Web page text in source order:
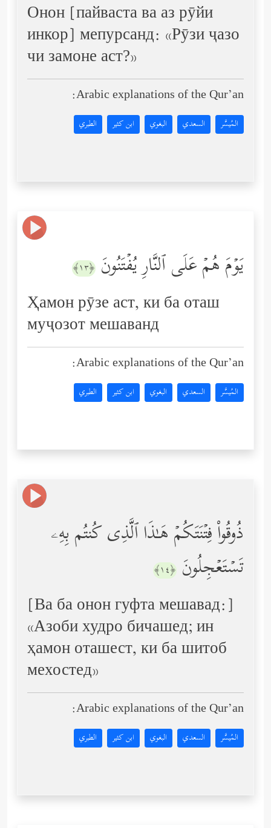
Онон [пайваста ва аз рӯйи
инкор] мепурсанд: «Рӯзи ҷазо
чи замоне аст?»
Arabic explanations of the Qur’an:
المُيسَّر السعدي البغوي ابن كثير الطبري
یَوۡمَ هُمۡ عَلَى ٱلنَّارِ یُفۡتَنُونَ ﴿١٣﴾
Ҳамон рӯзе аст, ки ба оташ
муҷозот мешаванд
Arabic explanations of the Qur’an:
المُيسَّر السعدي البغوي ابن كثير الطبري
ذُوقُواْ فِتۡنَتَكُمۡ هَـٰذَا ٱلَّذِی كُنتُم بِهِۦ
تَسۡتَعۡجِلُونَ ﴿١٤﴾
[Ва ба онон гуфта мешавад:]
«Азоби худро бичашед; ин
ҳамон оташест, ки ба шитоб
мехостед»
Arabic explanations of the Qur’an:
المُيسَّر السعدي البغوي ابن كثير الطبري